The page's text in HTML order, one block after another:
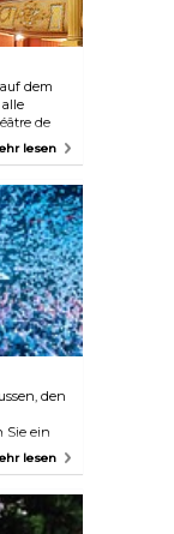
dem
de
Sie
lesen
den
Sie ein
DJs und
lesen